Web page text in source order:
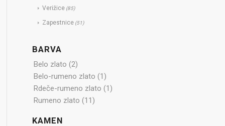
Verižice (85)
Zapestnice (51)
BARVA
Belo zlato (2)
Belo-rumeno zlato (1)
Rdeče-rumeno zlato (1)
Rumeno zlato (11)
KAMEN